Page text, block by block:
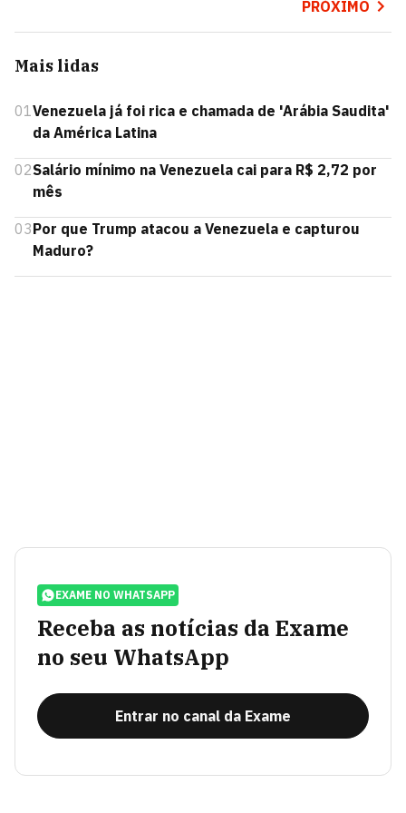
PRÓXIMO
Mais lidas
01Venezuela já foi rica e chamada de 'Arábia Saudita'
da América Latina
02Salário mínimo na Venezuela cai para R$ 2,72 por
mês
03Por que Trump atacou a Venezuela e capturou
Maduro?
EXAME NO WHATSAPP
Receba as notícias da Exame
no seu WhatsApp
Entrar no canal da Exame